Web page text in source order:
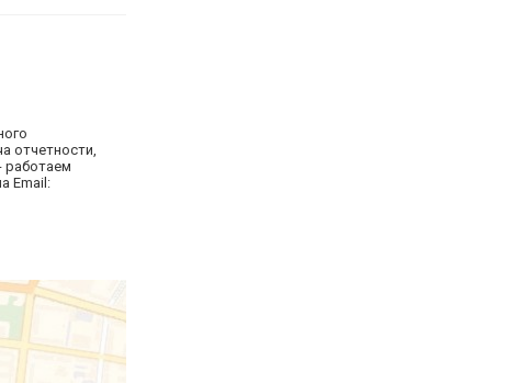
отчетности,
работаем
Email: